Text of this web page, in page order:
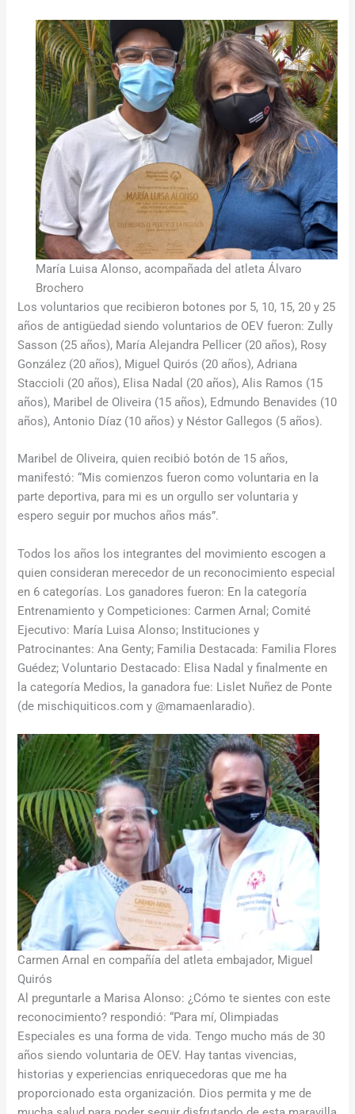
María Luisa Alonso, acompañada del atleta Álvaro
Brochero
Los voluntarios que recibieron botones por 5, 10, 15, 20 y 25
años de antigüedad siendo voluntarios de OEV fueron: Zully
Sasson (25 años), María Alejandra Pellicer (20 años), Rosy
González (20 años), Miguel Quirós (20 años), Adriana
Staccioli (20 años), Elisa Nadal (20 años), Alis Ramos (15
años), Maribel de Oliveira (15 años), Edmundo Benavides (10
años), Antonio Díaz (10 años) y Néstor Gallegos (5 años).
Maribel de Oliveira, quien recibió botón de 15 años,
manifestó: “Mis comienzos fueron como voluntaria en la
parte deportiva, para mi es un orgullo ser voluntaria y
espero seguir por muchos años más”.
Todos los años los integrantes del movimiento escogen a
quien consideran merecedor de un reconocimiento especial
en 6 categorías. Los ganadores fueron: En la categoría
Entrenamiento y Competiciones: Carmen Arnal; Comité
Ejecutivo: María Luisa Alonso; Instituciones y
Patrocinantes: Ana Genty; Familia Destacada: Familia Flores
Guédez; Voluntario Destacado: Elisa Nadal y finalmente en
la categoría Medios, la ganadora fue: Lislet Nuñez de Ponte
(de mischiquiticos.com y @mamaenlaradio).
Carmen Arnal en compañía del atleta embajador, Miguel
Quirós
Al preguntarle a Marisa Alonso: ¿Cómo te sientes con este
reconocimiento? respondió: “Para mí, Olimpiadas
Especiales es una forma de vida. Tengo mucho más de 30
años siendo voluntaria de OEV. Hay tantas vivencias,
historias y experiencias enriquecedoras que me ha
proporcionado esta organización. Dios permita y me de